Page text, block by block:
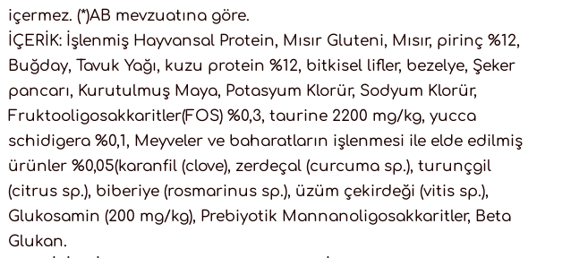
içermez. (*)AB mevzuatına göre.
İÇERİK: İşlenmiş Hayvansal Protein, Mısır Gluteni, Mısır, pirinç %12,
Buğday, Tavuk Yağı, kuzu protein %12, bitkisel lifler, bezelye, Şeker
pancarı, Kurutulmuş Maya, Potasyum Klorür, Sodyum Klorür,
Fruktooligosakkaritler(FOS) %0,3, taurine 2200 mg/kg, yucca
schidigera %0,1, Meyveler ve baharatların işlenmesi ile elde edilmiş
ürünler %0,05(karanfil (clove), zerdeçal (curcuma sp.), turunçgil
(citrus sp.), biberiye (rosmarinus sp.), üzüm çekirdeği (vitis sp.),
Glukosamin (200 mg/kg), Prebiyotik Mannanoligosakkaritler, Beta
Glukan.